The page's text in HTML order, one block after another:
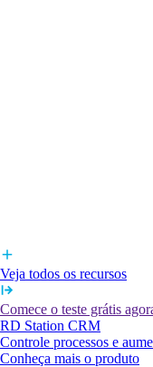
Veja todos os recursos
Comece o teste grátis
RD Station CRM
Controle processos e
Conheça mais o produto